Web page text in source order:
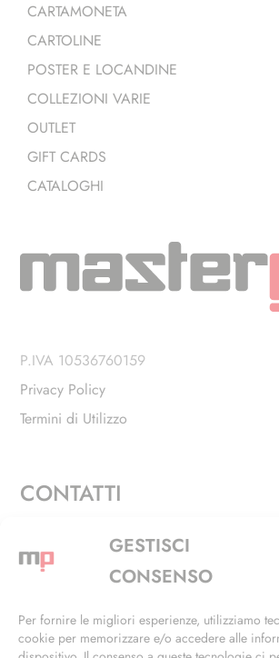
GESTISCI
CONSENSO
Per fornire le migliori esperienze, utilizziamo
cookie per memorizzare e/o accedere alle
CARTAMONETA
CARTOLINE
POSTER E LOCANDINE
COLLEZIONI VARIE
OUTLET
GIFT CARDS
CATALOGHI
P.IVA 10536760159
Privacy Policy
Termini di Utilizzo
CONTATTI
Via Alfieri, 27 - Trezzano Sul
+39 02 4846 3155
info@masterphil.it